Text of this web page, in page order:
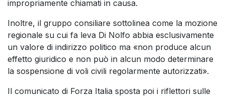
impropriamente chiamati in causa.
Inoltre, il gruppo consiliare sottolinea come la mozione
regionale su cui fa leva Di Nolfo abbia esclusivamente
un valore di indirizzo politico ma «non produce alcun
effetto giuridico e non può in alcun modo determinare
la sospensione di voli civili regolarmente autorizzati».
Il comunicato di Forza Italia sposta poi i riflettori sulle